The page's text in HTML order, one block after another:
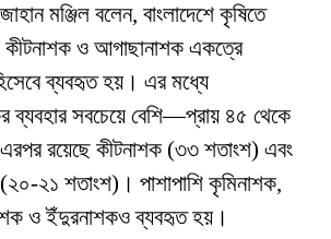
মঞ্জিল বলেন, বাংলাদেশে কৃষিতে
ও আগাছানাশক একত্রে
ব্যবহৃত হয়। এর মধ্যে
ব্যবহার সবচেয়ে বেশি—প্রায় ৪৫ থেকে
রয়েছে কীটনাশক (৩৩ শতাংশ) এবং
২১ শতাংশ)। পাশাপাশি কৃমিনাশক,
ও ইঁদুরনাশকও ব্যবহৃত হয়।